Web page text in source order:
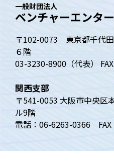
一般財団法人
ベンチャーエンタ
〒102-0073 東京都千代
６階
03-3230-8900（代表）
関西支部
〒541-0053 大阪市中央
ル9階
電話：06-6263-0366 FAX